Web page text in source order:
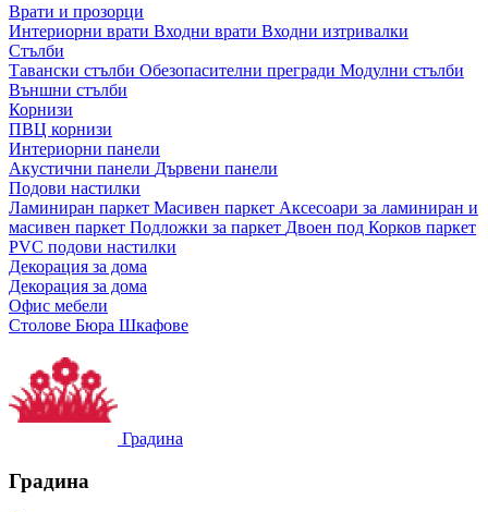
Врати и прозорци
Интериорни врати Входни врати Входни изтривалки
Стълби
Тавански стълби Обезопасителни прегради Модулни стълби
Външни стълби
Корнизи
ПВЦ корнизи
Интериорни панели
Акустични панели Дървени панели
Подови настилки
Ламиниран паркет Масивен паркет Аксесоари за ламиниран и
масивен паркет Подложки за паркет Двоен под Корков паркет
PVC подови настилки
Декорация за дома
Декорация за дома
Офис мебели
Столове Бюра Шкафове
Градина
Градина